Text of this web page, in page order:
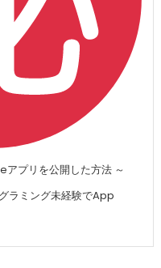
プリを公開した方法 ～
ラミング未経験でApp